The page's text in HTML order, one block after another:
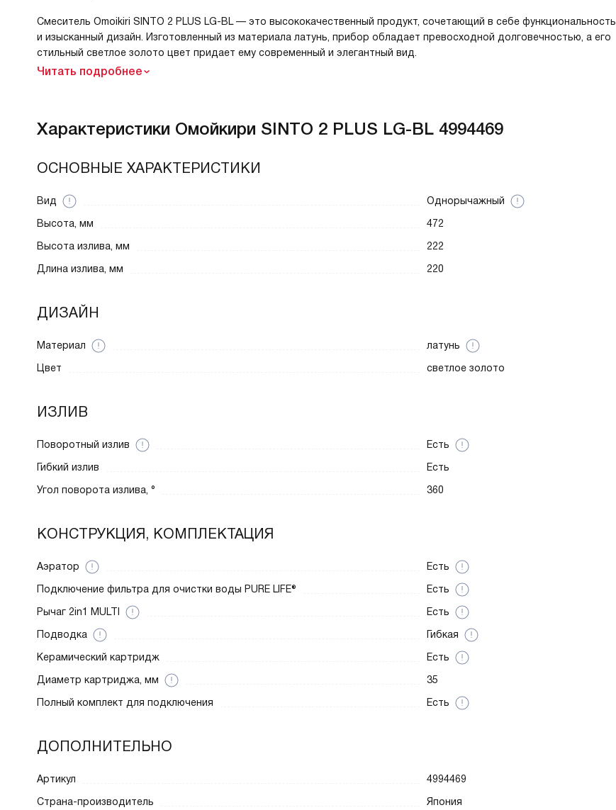
Смеситель Omoikiri SINTO 2 PLUS LG-BL — это высококачественный продукт, сочетающий в себе функциональность
и изысканный дизайн. Изготовленный из материала латунь, прибор обладает превосходной долговечностью, а его
стильный светлое золото цвет придает ему современный и элегантный вид.
Читать подробнее
Характеристики Омойкири SINTO 2 PLUS LG-BL 4994469
ОСНОВНЫЕ ХАРАКТЕРИСТИКИ
Вид
Однорычажный
Высота, мм
472
Высота излива, мм
222
Длина излива, мм
220
ДИЗАЙН
Материал
латунь
Цвет
светлое золото
ИЗЛИВ
Поворотный излив
Есть
Гибкий излив
Есть
Угол поворота излива, °
360
КОНСТРУКЦИЯ, КОМПЛЕКТАЦИЯ
Аэратор
Есть
Подключение фильтра для очистки воды PURE LIFE®
Есть
Рычаг 2in1 MULTI
Есть
Подводка
Гибкая
Керамический картридж
Есть
Диаметр картриджа, мм
35
Полный комплект для подключения
Есть
ДОПОЛНИТЕЛЬНО
Артикул
4994469
Страна-производитель
Япония